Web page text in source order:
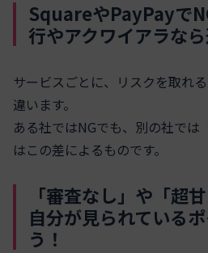
SquareやPayPayで
行やアクワイアラな
サービスごとに、リスクを取れ
違います。
ある社ではNGでも、別の社では
はこの差によるものです。
「審査なし」や「超
自分が見られている
う！